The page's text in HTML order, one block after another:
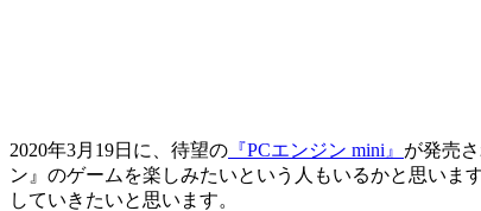
2020年3月19日に、待望の 『PCエンジン mini』 が発売
ン』のゲームを楽しみたいという人もいるかと思い
していきたいと思います。